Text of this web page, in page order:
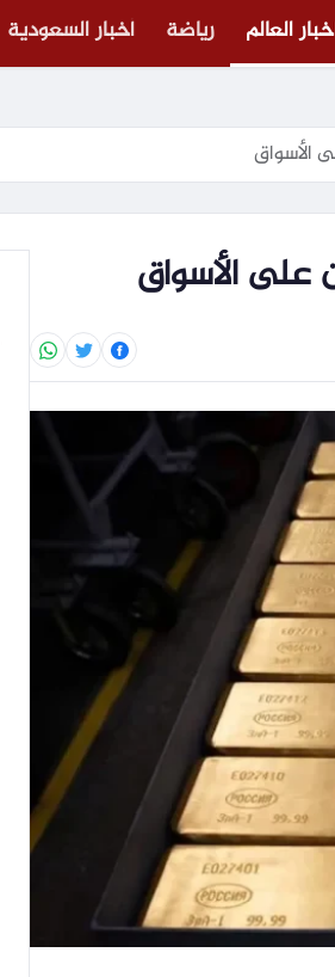
العالم رياضة أخبار السعودية
الأسواق
على الأسواق